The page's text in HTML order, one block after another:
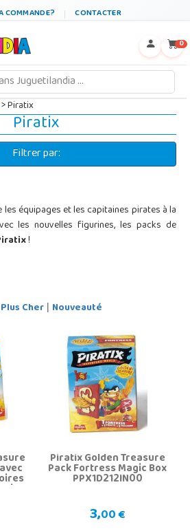
COMMANDE? CONTACTER
0
> Piratix
Piratix
Filtrer par:
équipages et les capitaines pirates à la
les nouvelles figurines, les packs de
!
Plus Cher | Nouveauté
Piratix Golden Treasure
Pack Fortress Magic Box
PPX1D212IN00
3,00 €